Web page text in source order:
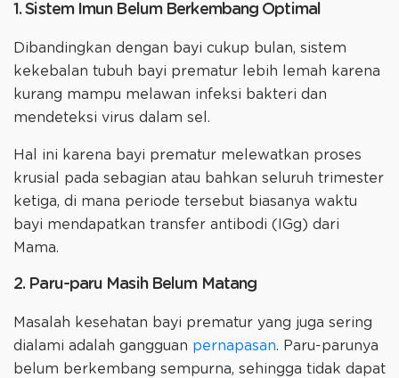
1. Sistem Imun Belum Berkembang Optimal
Dibandingkan dengan bayi cukup bulan, sistem
kekebalan tubuh bayi prematur lebih lemah karena
kurang mampu melawan infeksi bakteri dan
mendeteksi virus dalam sel.
Hal ini karena bayi prematur melewatkan proses
krusial pada sebagian atau bahkan seluruh trimester
ketiga, di mana periode tersebut biasanya waktu
bayi mendapatkan transfer antibodi (IGg) dari
Mama.
2. Paru-paru Masih Belum Matang
Masalah kesehatan bayi prematur yang juga sering
dialami adalah gangguan pernapasan. Paru-parunya
belum berkembang sempurna, sehingga tidak dapat